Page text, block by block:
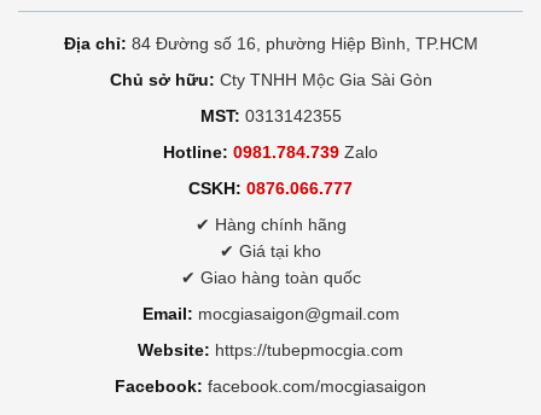
Địa chỉ: 84 Đường số 16, phường Hiệp Bình, TP.HCM
Chủ sở hữu: Cty TNHH Mộc Gia Sài Gòn
MST: 0313142355
Hotline: 0981.784.739 Zalo
CSKH: 0876.066.777
✔ Hàng chính hãng
✔ Giá tại kho
✔ Giao hàng toàn quốc
Email: mocgiasaigon@gmail.com
Website: https://tubepmocgia.com
Facebook: facebook.com/mocgiasaigon